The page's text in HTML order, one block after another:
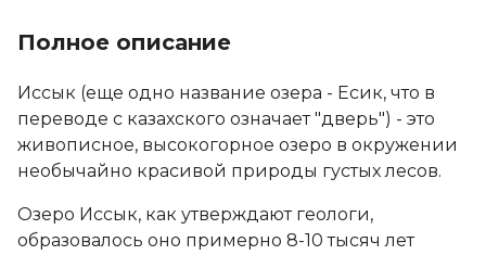
Полное описание
Иссык (еще одно название озера - Есик, что в
переводе с казахского означает "дверь") - это
живописное, высокогорное озеро в окружении
необычайно красивой природы густых лесов.
Озеро Иссык, как утверждают геологи,
образовалось оно примерно 8-10 тысяч лет